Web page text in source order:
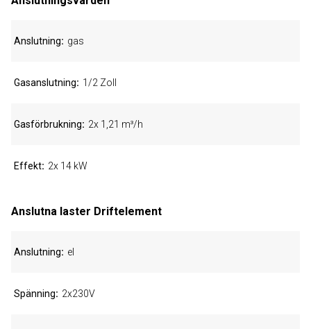
Anslutning gas
Gasanslutning 1/2 Zoll
Gasförbrukning 2x 1,21 m³/h
Effekt 2x 14 kW
Anslutna laster Driftelement
Anslutning el
Spänning 2x230V